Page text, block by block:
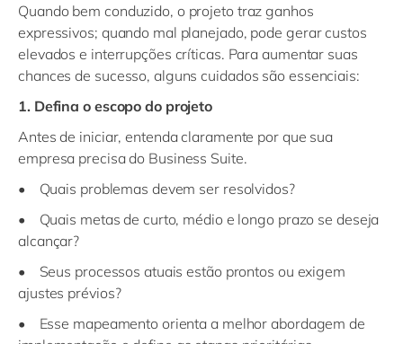
Quando bem conduzido, o projeto traz ganhos
expressivos; quando mal planejado, pode gerar custos
elevados e interrupções críticas. Para aumentar suas
chances de sucesso, alguns cuidados são essenciais:
1. Defina o escopo do projeto
Antes de iniciar, entenda claramente por que sua
empresa precisa do Business Suite.
• Quais problemas devem ser resolvidos?
• Quais metas de curto, médio e longo prazo se deseja
alcançar?
• Seus processos atuais estão prontos ou exigem
ajustes prévios?
• Esse mapeamento orienta a melhor abordagem de